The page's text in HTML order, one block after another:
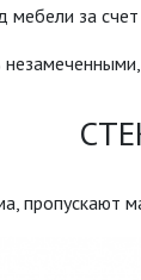
за
пропускают